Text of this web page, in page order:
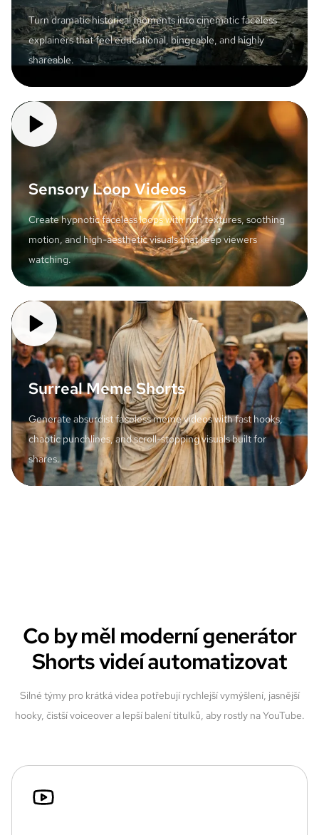
Turn dramatic historical moments into cinematic faceless
explainers that feel educational, bingeable, and highly
shareable.
Sensory Loop Videos
Create hypnotic faceless loops with rich textures, soothing
motion, and high-aesthetic visuals that keep viewers
watching.
Surreal Meme Shorts
Generate absurdist faceless meme videos with fast hooks,
chaotic punchlines, and scroll-stopping visuals built for
shares.
Co by měl moderní generátor
Shorts videí automatizovat
Silné týmy pro krátká videa potřebují rychlejší vymýšlení, jasnější
hooky, čistší voiceover a lepší balení titulků, aby rostly na YouTube.